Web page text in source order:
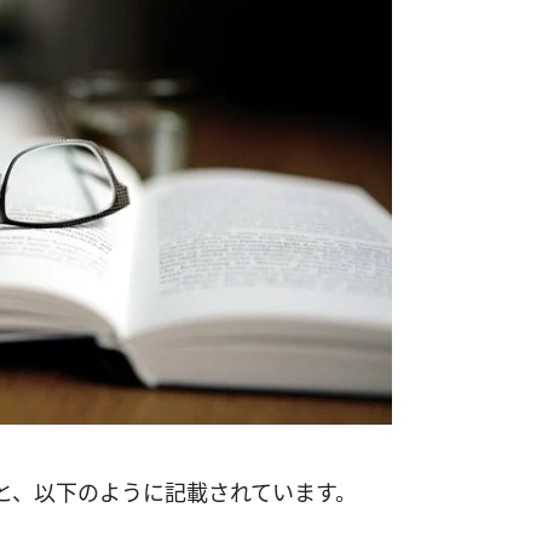
以下のように記載されています。